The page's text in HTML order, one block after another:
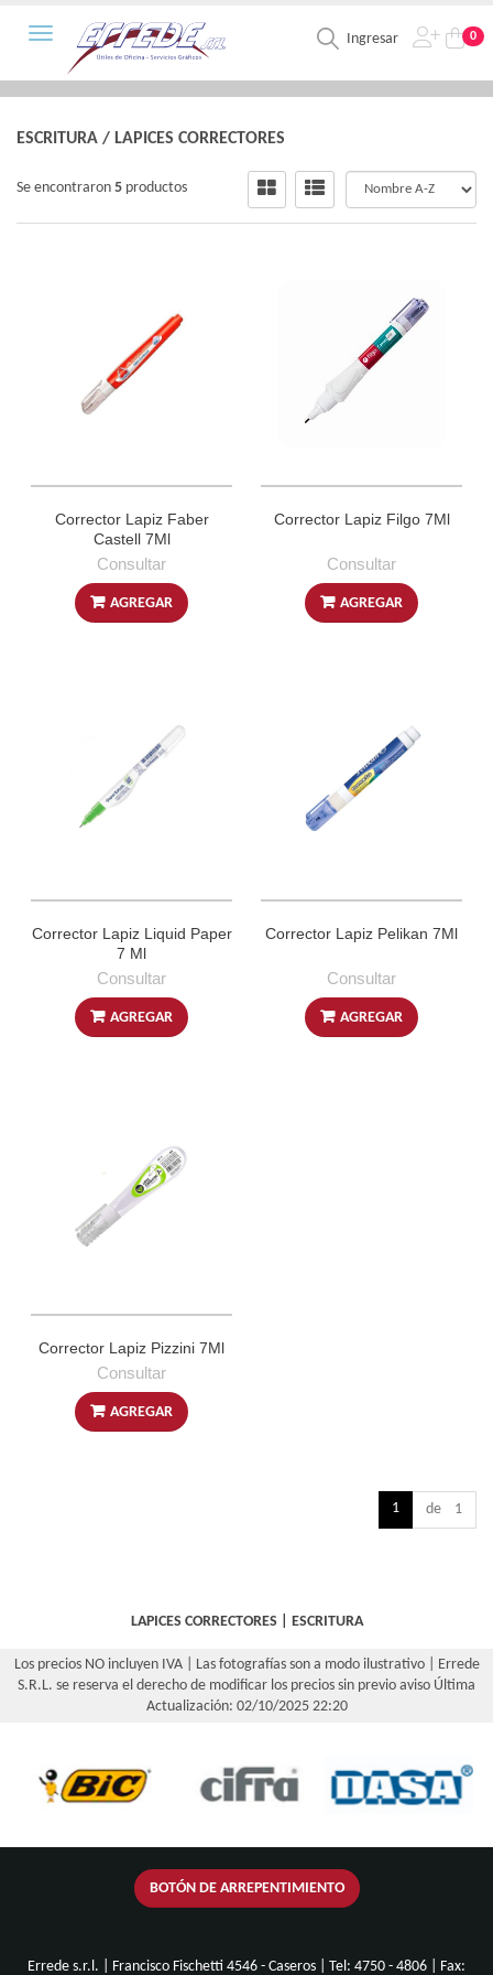
Ingresar 0
Toggle navigation
ESCRITURA / LAPICES CORRECTORES
Se encontraron 5 productos
Corrector Lapiz Faber
Castell 7Ml
Consultar
AGREGAR
Corrector Lapiz Filgo 7Ml
Consultar
AGREGAR
Corrector Lapiz Liquid Paper
7 Ml
Consultar
AGREGAR
Corrector Lapiz Pelikan 7Ml
Consultar
AGREGAR
Corrector Lapiz Pizzini 7Ml
Consultar
AGREGAR
1 de 1
LAPICES CORRECTORES ESCRITURA
Los precios NO incluyen IVA | Las fotografías son a modo ilustrativo | Errede
S.R.L. se reserva el derecho de modificar los precios sin previo aviso Última
Actualización: 02/10/2025 22:20
BOTÓN DE ARREPENTIMIENTO
Errede s.r.l. | Francisco Fischetti 4546 - Caseros | Tel: 4750 - 4806 | Fax: